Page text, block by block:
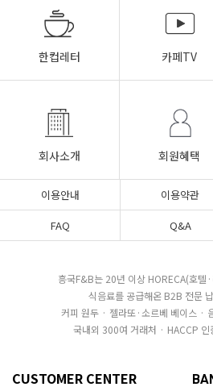
한컵레터 카페TV
회사소개 회원혜택
이용안내 이용약관
FAQ
Q&A
흥국F&B는 20년 이상 HORECA(호텔
식음료를 공급해온 B2B 전문
커피 원두 · 젤라또·소르베 베이스 ·
국내외 300여 거래처 · HACCP 인
CUSTOMER CENTER